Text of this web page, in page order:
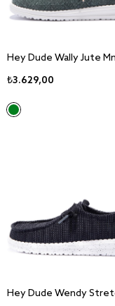
₺3.629,00